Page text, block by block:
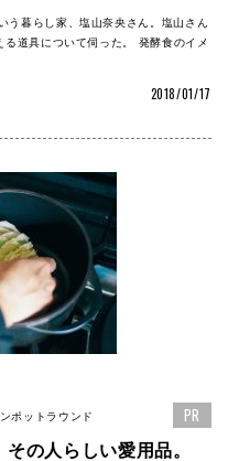
う暮らし家、塩山奈央さん。塩山さん
る道具について伺った。 発酵食のイメ
2018/01/17
ポットラウンド PR
の人らしい愛用品。